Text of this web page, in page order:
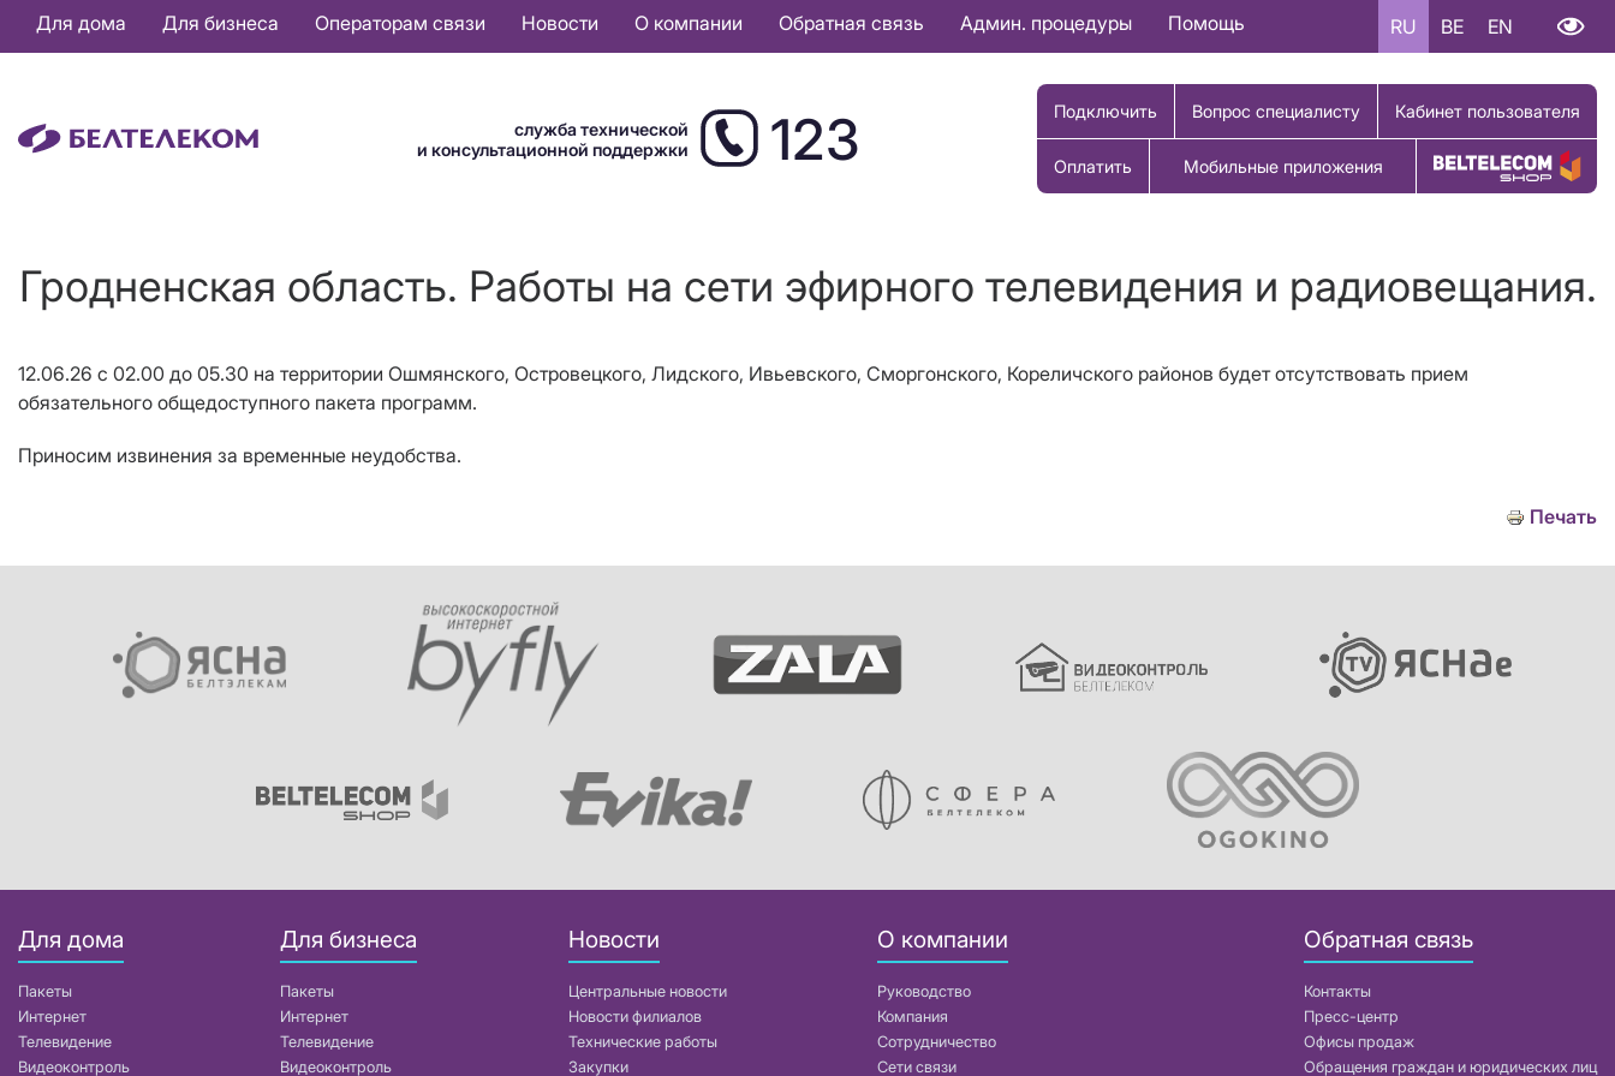
Основная
навигация
Для дома Для бизнеса Операторам связи Новости О компании Обратная связь Админ. процедуры Помощь RU BE EN
служба технической
и консультационной поддержки
123 Подключить Вопрос специалисту Кабинет пользователя
Оплатить Мобильные приложения Купить товар
Гродненская область. Работы на сети эфирного телевидения и радиовещания.
12.06.26 с 02.00 до 05.30 на территории Ошмянского, Островецкого, Лидского, Ивьевского, Сморгонского, Кореличского районов будет отсутствовать прием
обязательного общедоступного пакета программ.
Приносим извинения за временные неудобства.
Печать
Для дома
Пакеты
Интернет
Телевидение
Видеоконтроль
Для бизнеса
Пакеты
Интернет
Телевидение
Видеоконтроль
Новости
Центральные новости
Новости филиалов
Технические работы
Закупки
О компании
Руководство
Компания
Сотрудничество
Сети связи
Обратная связь
Контакты
Пресс-центр
Офисы продаж
Обращения граждан и юридических лиц